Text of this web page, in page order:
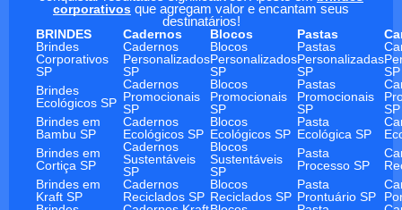
corporativos que agregam valor e encantam seus
destinatários!
BRINDES
Cadernos Blocos Pastas
Brindes
Corporativos
SP
Cadernos
Personalizados
SP
Blocos
Personalizados
SP
Pastas
Personalizadas
SP
SP
Brindes
Ecológicos SP
Cadernos
Promocionais
SP
Blocos
Promocionais
SP
Pastas
Promocionais
SP
SP
Brindes em
Bambu SP
Cadernos
Ecológicos SP
Blocos
Ecológicos SP
Pasta
Ecológica SP
Brindes em
Cortiça SP
Cadernos
Sustentáveis
SP
Blocos
Sustentáveis
SP
Pasta
Processo SP
Brindes em
Kraft SP
Cadernos
Reciclados SP
Blocos
Reciclados SP
Pasta
Prontuário SP